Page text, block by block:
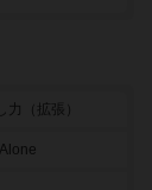
（拡張）